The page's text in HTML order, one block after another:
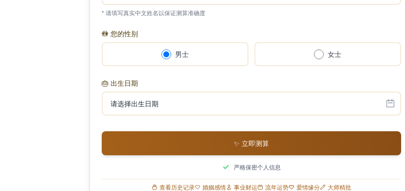
* 请填写真实中文姓名以保证测算准确度
🚻 您的性别
男士 女士
🎂 出生日期
✨ 立即测算
严格保密个人信息
查看历史记录 婚姻感情 事业财运 流年运势 爱情缘分 大师精批